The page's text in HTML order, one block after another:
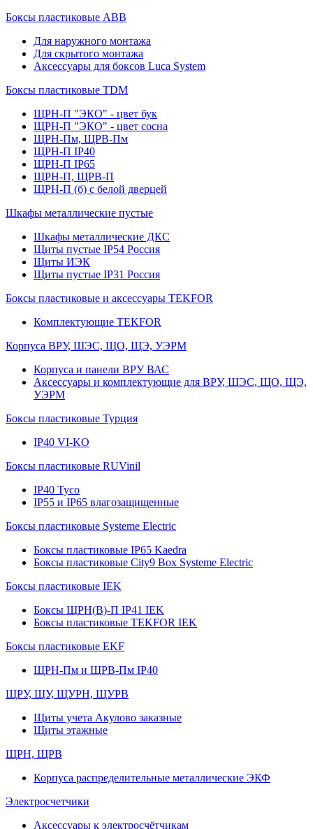
Боксы пластиковые ABB
Для наружного монтажа
Для скрытого монтажа
Аксессуары для боксов Luca System
Боксы пластиковые TDM
ЩРН-П "ЭКО" - цвет бук
ЩРН-П "ЭКО" - цвет сосна
ЩРН-Пм, ЩРВ-Пм
ЩРН-П IP40
ЩРН-П IP65
ЩРН-П, ЩРВ-П
ЩРН-П (б) с белой дверцей
Шкафы металлические пустые
Шкафы металлические ДКС
Щиты пустые IP54 Россия
Щиты ИЭК
Щиты пустые IP31 Россия
Боксы пластиковые и аксессуары TEKFOR
Комплектующие TEKFOR
Корпуса ВРУ, ШЭС, ЩО, ЩЭ, УЭРМ
Корпуса и панели ВРУ ВАС
Аксессуары и комплектующие для ВРУ, ШЭС, ЩО, ЩЭ,
УЭРМ
Боксы пластиковые Турция
IP40 VI-KO
Боксы пластиковые RUVinil
IP40 Тусо
IP55 и IP65 влагозащищенные
Боксы пластиковые Systeme Electric
Боксы пластиковые IP65 Kaedra
Боксы пластиковые City9 Box Systeme Electric
Боксы пластиковые IEK
Боксы ЩРН(В)-П IP41 IEK
Боксы пластиковые TEKFOR IEK
Боксы пластиковые EKF
ЩРН-Пм и ЩРВ-Пм IP40
ЩРУ, ЩУ, ЩУРН, ЩУРВ
Щиты учета Акулово заказные
Щиты этажные
ЩРН, ЩРВ
Корпуса распределительные металлические ЭКФ
Электросчетчики
Аксессуары к электросчётчикам